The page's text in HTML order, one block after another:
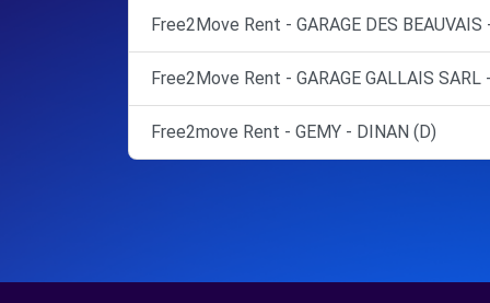
Free2Move Rent - GARAGE DES BEAUVAIS
Free2Move Rent - GARAGE GALLAIS SARL
Free2move Rent - GEMY - DINAN (D)